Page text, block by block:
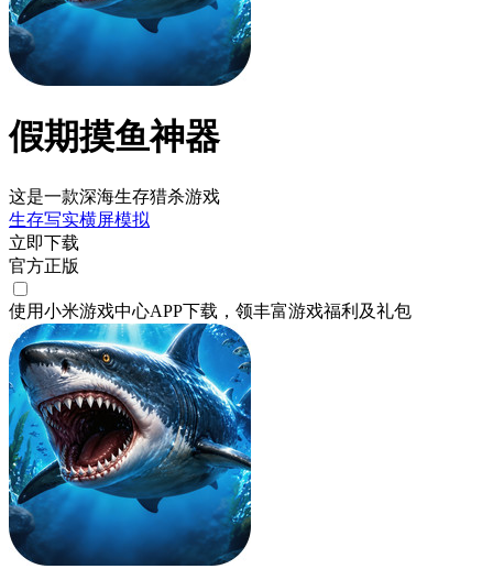
假期摸鱼神器
这是一款深海生存猎杀游戏
生存写实横屏模拟
立即下载
官方正版
使用小米游戏中心APP下载 ，领丰富游戏福利 及礼包